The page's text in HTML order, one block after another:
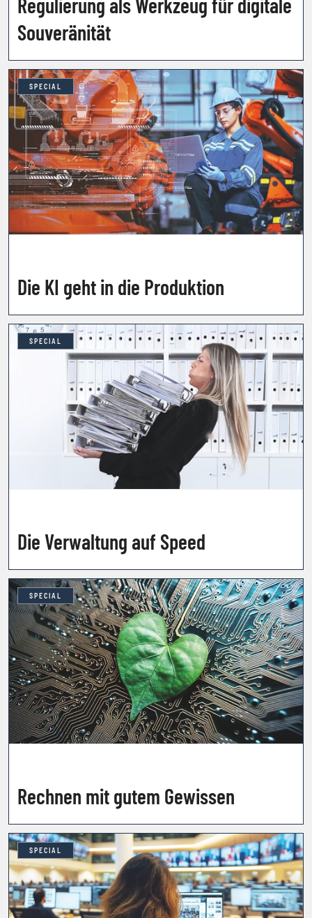
Souveränität
SPECIAL
Die KI geht in die Produktion
SPECIAL
Die Verwaltung auf Speed
SPECIAL
Rechnen mit gutem Gewissen
SPECIAL